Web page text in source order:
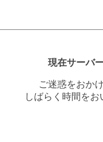
現在サーバ
ご迷惑をおか
しばらく時間を